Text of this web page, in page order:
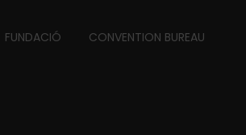
FUNDACIÓ
CONVENTION BUREAU